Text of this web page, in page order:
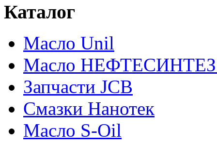
Каталог
Масло Unil
Масло НЕФТЕСИНТЕЗ
Запчасти JCB
Смазки Нанотек
Масло S-Oil